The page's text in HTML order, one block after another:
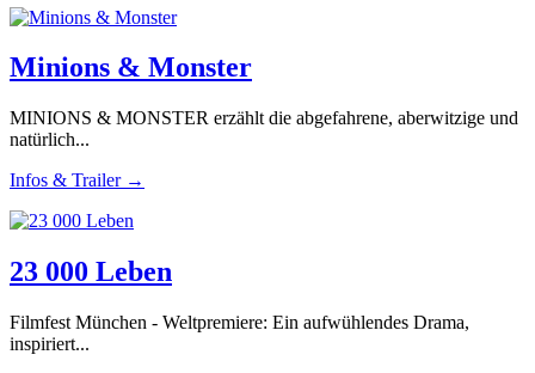
Minions & Monster
MINIONS & MONSTER erzählt die abgefahrene, aberwitzige und
natürlich...
Infos & Trailer →
23 000 Leben
Filmfest München - Weltpremiere: Ein aufwühlendes Drama,
inspiriert...